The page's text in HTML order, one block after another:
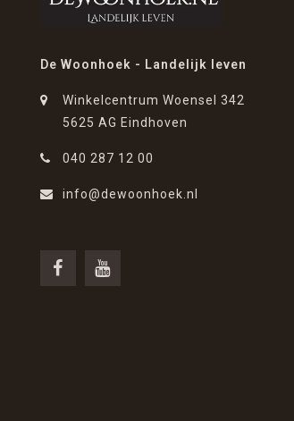
De Woonhoek - Landelijk leven
Winkelcentrum Woensel 342
5625 AG Eindhoven
040 287 12 00
info@dewoonhoek.nl